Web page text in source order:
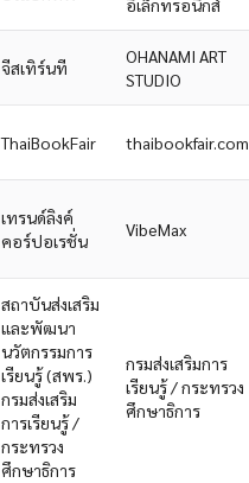
อิเล็กทรอนิกส์
จีสเทิร์นที
OHANAMI ART
STUDIO
ThaiBookFair thaibookfair.com
เทรนด์ลิงค์
คอร์ปอเรชั่น
VibeMax
สถาบันส่งเสริม
และพัฒนา
นวัตกรรมการ
เรียนรู้ (สพร.)
กรมส่งเสริม
การเรียนรู้ /
กระทรวง
ศึกษาธิการ
กรมส่งเสริมการ
เรียนรู้ / กระทรวง
ศึกษาธิการ